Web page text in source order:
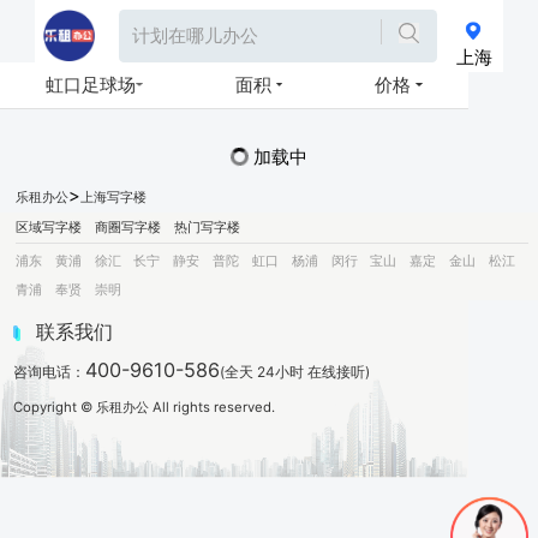
上海
虹口足球场
面积 价格
加载中
乐租办公>上海写字楼
区域写字楼
商圈写字楼
热门写字楼
浦东
黄浦 徐汇 长宁 静安 普陀 虹口 杨浦 闵行 宝山 嘉定 金山
松江
青浦
奉贤 崇明
联系我们
咨询电话： 400-9610-586(全天 24小时 在线接听)
Copyright © 乐租办公 All rights reserved.